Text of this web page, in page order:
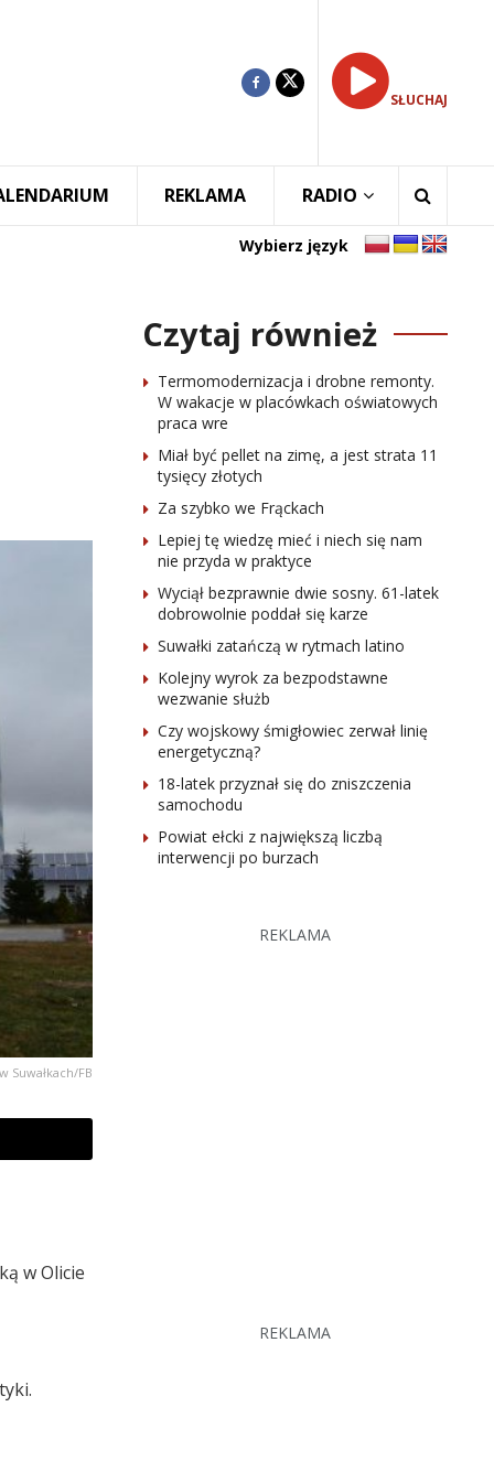
SŁUCHAJ
REKLAMA RADIO
Wybierz język
Suwałkach/FB
w Olicie
Czytaj również
Termomodernizacja i drobne remonty.
W wakacje w placówkach oświatowych
praca wre
Miał być pellet na zimę, a jest strata 11
tysięcy złotych
Za szybko we Frąckach
Lepiej tę wiedzę mieć i niech się nam
nie przyda w praktyce
Wyciął bezprawnie dwie sosny. 61-latek
dobrowolnie poddał się karze
Suwałki zatańczą w rytmach latino
Kolejny wyrok za bezpodstawne
wezwanie służb
Czy wojskowy śmigłowiec zerwał linię
energetyczną?
18-latek przyznał się do zniszczenia
samochodu
Powiat ełcki z największą liczbą
interwencji po burzach
REKLAMA
REKLAMA